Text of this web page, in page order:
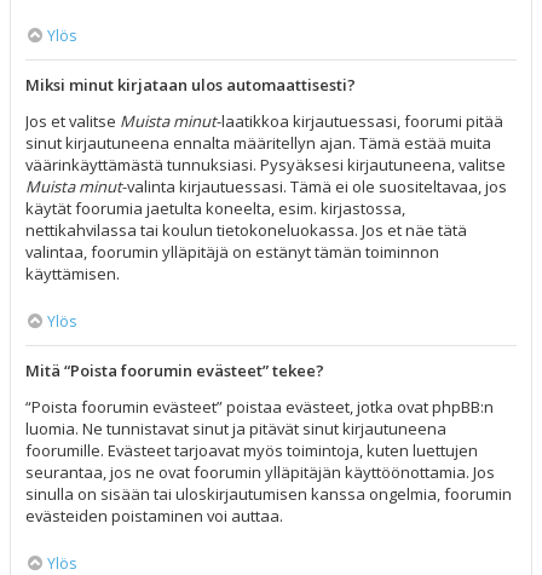
Ylös
Miksi minut kirjataan ulos automaattisesti?
Jos et valitse Muista minut-laatikkoa kirjautuessasi, foorumi pitää
sinut kirjautuneena ennalta määritellyn ajan. Tämä estää muita
väärinkäyttämästä tunnuksiasi. Pysyäksesi kirjautuneena, valitse
Muista minut-valinta kirjautuessasi. Tämä ei ole suositeltavaa, jos
käytät foorumia jaetulta koneelta, esim. kirjastossa,
nettikahvilassa tai koulun tietokoneluokassa. Jos et näe tätä
valintaa, foorumin ylläpitäjä on estänyt tämän toiminnon
käyttämisen.
Ylös
Mitä “Poista foorumin evästeet” tekee?
“Poista foorumin evästeet” poistaa evästeet, jotka ovat phpBB:n
luomia. Ne tunnistavat sinut ja pitävät sinut kirjautuneena
foorumille. Evästeet tarjoavat myös toimintoja, kuten luettujen
seurantaa, jos ne ovat foorumin ylläpitäjän käyttöönottamia. Jos
sinulla on sisään tai uloskirjautumisen kanssa ongelmia, foorumin
evästeiden poistaminen voi auttaa.
Ylös